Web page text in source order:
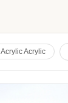
Acrylic Acrylic